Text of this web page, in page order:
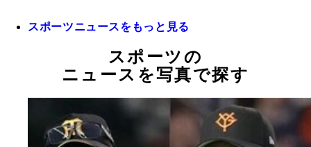
スポーツニュースをもっと見る
スポーツの
ニュースを写真で探す